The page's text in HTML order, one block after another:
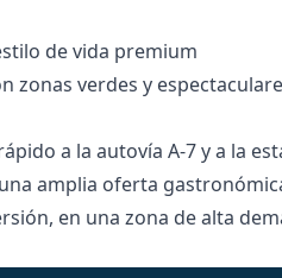
de vida premium
zonas verdes y
a la autovía A-7 y a la
‌amplia ‌oferta
en una ‌zona ‌de ‌alta